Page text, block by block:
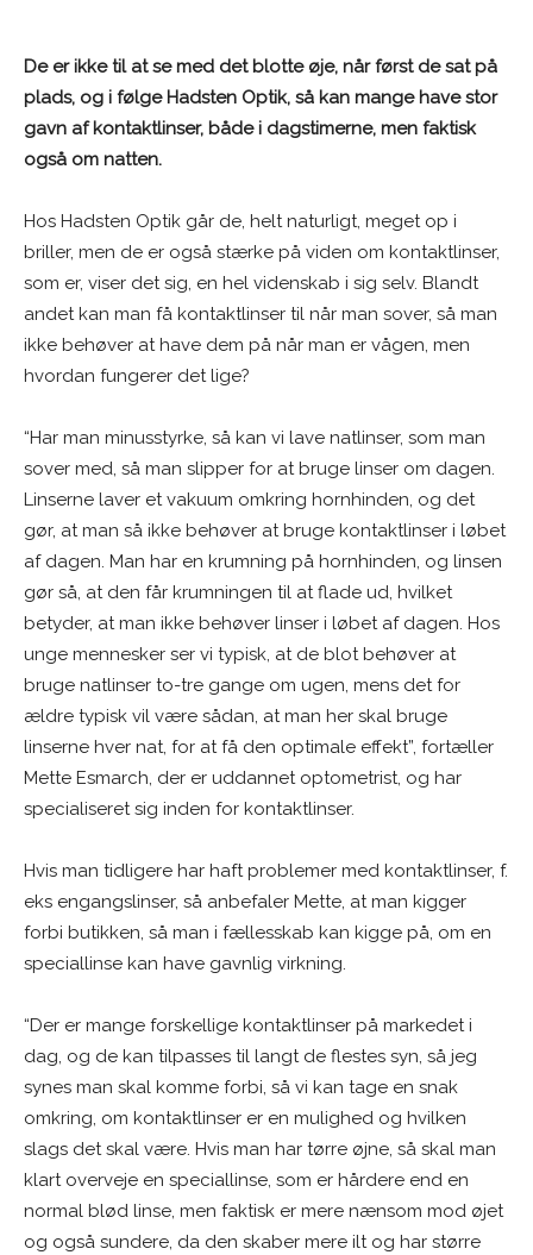
De er ikke til at se med det blotte øje, når først de sat på
plads, og i følge Hadsten Optik, så kan mange have stor
gavn af kontaktlinser, både i dagstimerne, men faktisk
også om natten.
Hos Hadsten Optik går de, helt naturligt, meget op i
briller, men de er også stærke på viden om kontaktlinser,
som er, viser det sig, en hel videnskab i sig selv. Blandt
andet kan man få kontaktlinser til når man sover, så man
ikke behøver at have dem på når man er vågen, men
hvordan fungerer det lige?
“Har man minusstyrke, så kan vi lave natlinser, som man
sover med, så man slipper for at bruge linser om dagen.
Linserne laver et vakuum omkring hornhinden, og det
gør, at man så ikke behøver at bruge kontaktlinser i løbet
af dagen. Man har en krumning på hornhinden, og linsen
gør så, at den får krumningen til at flade ud, hvilket
betyder, at man ikke behøver linser i løbet af dagen. Hos
unge mennesker ser vi typisk, at de blot behøver at
bruge natlinser to-tre gange om ugen, mens det for
ældre typisk vil være sådan, at man her skal bruge
linserne hver nat, for at få den optimale effekt”, fortæller
Mette Esmarch, der er uddannet optometrist, og har
specialiseret sig inden for kontaktlinser.
Hvis man tidligere har haft problemer med kontaktlinser, f.
eks engangslinser, så anbefaler Mette, at man kigger
forbi butikken, så man i fællesskab kan kigge på, om en
speciallinse kan have gavnlig virkning.
“Der er mange forskellige kontaktlinser på markedet i
dag, og de kan tilpasses til langt de flestes syn, så jeg
synes man skal komme forbi, så vi kan tage en snak
omkring, om kontaktlinser er en mulighed og hvilken
slags det skal være. Hvis man har tørre øjne, så skal man
klart overveje en speciallinse, som er hårdere end en
normal blød linse, men faktisk er mere nænsom mod øjet
og også sundere, da den skaber mere ilt og har større